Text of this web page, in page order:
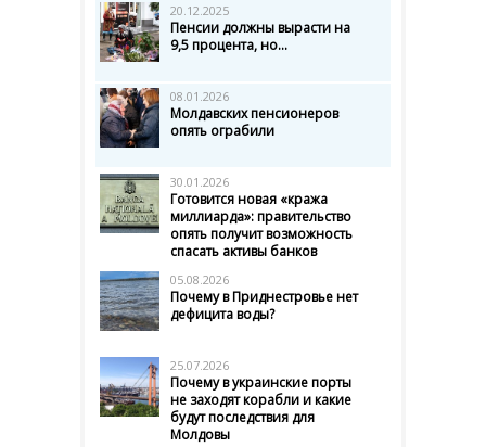
20.12.2025
Пенсии должны вырасти на
9,5 процента, но...
08.01.2026
Молдавских пенсионеров
опять ограбили
30.01.2026
Готовится новая «кража
миллиарда»: правительство
опять получит возможность
спасать активы банков
05.08.2026
Почему в Приднестровье нет
дефицита воды?
25.07.2026
Почему в украинские порты
не заходят корабли и какие
будут последствия для
Молдовы